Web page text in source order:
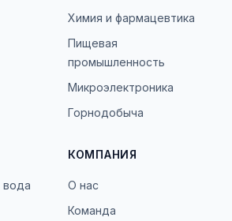
Химия и фармацевтика
Пищевая
промышленность
Микроэлектроника
Горнодобыча
вода
КОМПАНИЯ
О нас
Команда